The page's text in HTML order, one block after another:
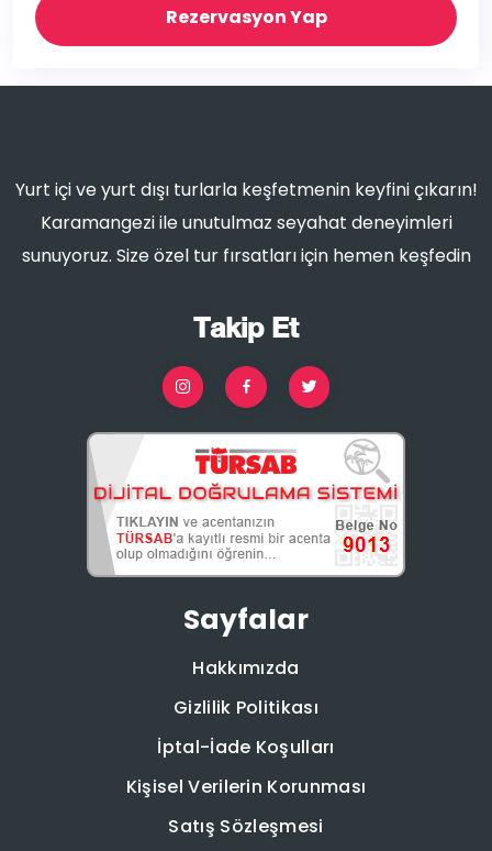
Rezervasyon Yap
Yurt içi ve yurt dışı turlarla keşfetmenin keyfini çıkarın!
Karamangezi ile unutulmaz seyahat deneyimleri
sunuyoruz. Size özel tur fırsatları için hemen keşfedin
Takip Et
Sayfalar
Hakkımızda
Gizlilik Politikası
İptal-İade Koşulları
Kişisel Verilerin Korunması
Satış Sözleşmesi